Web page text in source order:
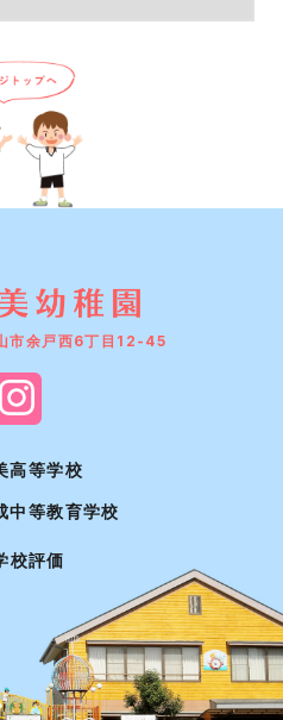
余戸西6丁目12-45
高等学校
中等教育学校
校評価